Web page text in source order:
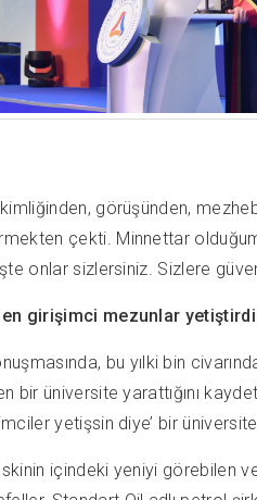
görüşünden,
çekti. Minnettar
onlar sizlersiniz. Sizlere
girişimci mezunlar
bu yılki bin
bir üniversite yarattığını
yetişsin diye’ bir
içindeki yeniyi